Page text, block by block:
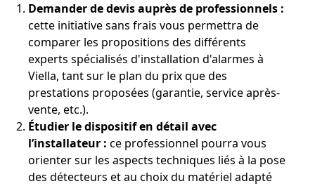
Demander de devis auprès de professionnels :
cette initiative sans frais vous permettra de
comparer les propositions des différents
experts spécialisés d'installation d'alarmes à
Viella, tant sur le plan du prix que des
prestations proposées (garantie, service après-
vente, etc.).
Étudier le dispositif en détail avec
l’installateur : ce professionnel pourra vous
orienter sur les aspects techniques liés à la pose
des détecteurs et au choix du matériel adapté